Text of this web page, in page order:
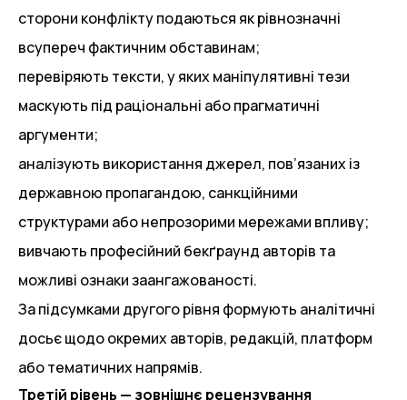
сторони конфлікту подаються як рівнозначні
всупереч фактичним обставинам;
перевіряють тексти, у яких маніпулятивні тези
маскують під раціональні або прагматичні
аргументи;
аналізують використання джерел, пов’язаних із
державною пропагандою, санкційними
структурами або непрозорими мережами впливу;
вивчають професійний бекґраунд авторів та
можливі ознаки заангажованості.
За підсумками другого рівня формують аналітичні
досьє щодо окремих авторів, редакцій, платформ
або тематичних напрямів.
Третій рівень — зовнішнє рецензування